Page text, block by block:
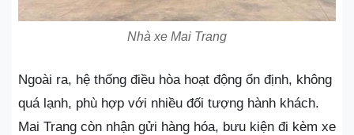
Nhà xe Mai Trang
Ngoài ra, hệ thống điều hòa hoạt động ổn định, không
quá lạnh, phù hợp với nhiều đối tượng hành khách.
Mai Trang còn nhận gửi hàng hóa, bưu kiện đi kèm xe